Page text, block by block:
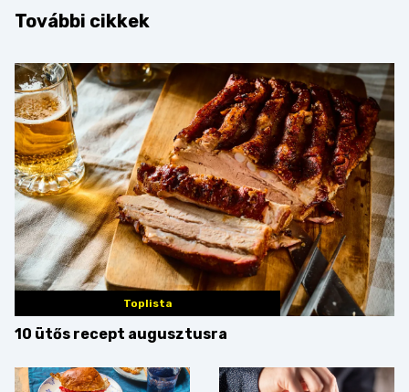
További cikkek
Toplista
10 ütős recept augusztusra